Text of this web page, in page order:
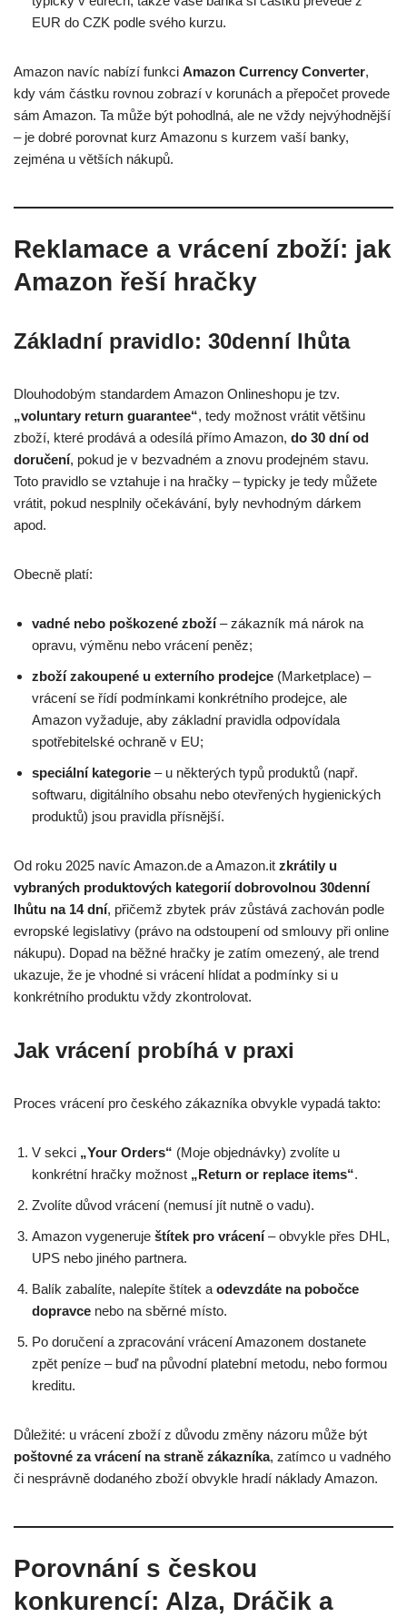
EUR do CZK podle svého kurzu.
Amazon navíc nabízí funkci Amazon Currency Converter,
kdy vám částku rovnou zobrazí v korunách a přepočet provede
sám Amazon. Ta může být pohodlná, ale ne vždy nejvýhodnější
– je dobré porovnat kurz Amazonu s kurzem vaší banky,
zejména u větších nákupů.
Reklamace a vrácení zboží: jak
Amazon řeší hračky
Základní pravidlo: 30denní lhůta
Dlouhodobým standardem Amazon Onlineshopu je tzv.
„voluntary return guarantee“, tedy možnost vrátit většinu
zboží, které prodává a odesílá přímo Amazon, do 30 dní od
doručení, pokud je v bezvadném a znovu prodejném stavu.
Toto pravidlo se vztahuje i na hračky – typicky je tedy můžete
vrátit, pokud nesplnily očekávání, byly nevhodným dárkem
apod.
Obecně platí:
vadné nebo poškozené zboží– zákazník má nárok na
opravu, výměnu nebo vrácení peněz;
zboží zakoupené u externího prodejce (Marketplace) –
vrácení se řídí podmínkami konkrétního prodejce, ale
Amazon vyžaduje, aby základní pravidla odpovídala
spotřebitelské ochraně v EU;
speciální kategorie – u některých typů produktů (např.
softwaru, digitálního obsahu nebo otevřených hygienických
produktů) jsou pravidla přísnější.
Od roku 2025 navíc Amazon.de a Amazon.it zkrátily u
vybraných produktových kategorií dobrovolnou 30denní
lhůtu na 14 dní, přičemž zbytek práv zůstává zachován podle
evropské legislativy (právo na odstoupení od smlouvy při online
nákupu). Dopad na běžné hračky je zatím omezený, ale trend
ukazuje, že je vhodné si vrácení hlídat a podmínky si u
konkrétního produktu vždy zkontrolovat.
Jak vrácení probíhá v praxi
Proces vrácení pro českého zákazníka obvykle vypadá takto:
V sekci „Your Orders“ (Moje objednávky) zvolíte u
konkrétní hračky možnost „Return or replace items“.
Zvolíte důvod vrácení (nemusí jít nutně o vadu).
Amazon vygeneruje štítek pro vrácení– obvykle přes DHL,
UPS nebo jiného partnera.
Balík zabalíte, nalepíte štítek a odevzdáte na pobočce
dopravce nebo na sběrné místo.
Po doručení a zpracování vrácení Amazonem dostanete
zpět peníze – buď na původní platební metodu, nebo formou
kreditu.
Důležité: u vrácení zboží z důvodu změny názoru může být
poštovné za vrácení na straně zákazníka, zatímco u vadného
či nesprávně dodaného zboží obvykle hradí náklady Amazon.
Porovnání s českou
konkurencí: Alza, Dráčik a